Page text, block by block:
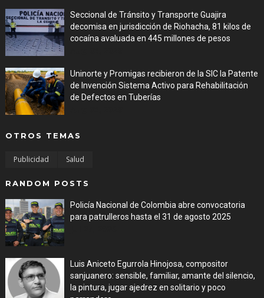
Seccional de Tránsito y Transporte Guajira
decomisa en jurisdicción de Riohacha, 81 kilos de
cocaína avaluada en 445 millones de pesos
Uninorte y Promigas recibieron de la SIC la Patente
de Invención Sistema Activo para Rehabilitación
de Defectos en Tuberías
OTROS TEMAS
Publicidad Salud
RANDOM POSTS
Policía Nacional de Colombia abre convocatoria
para patrulleros hasta el 31 de agosto 2025
Luis Aniceto Egurrola Hinojosa, compositor
sanjuanero: sensible, familiar, amante del silencio,
la pintura, jugar ajedrez en solitario y poco